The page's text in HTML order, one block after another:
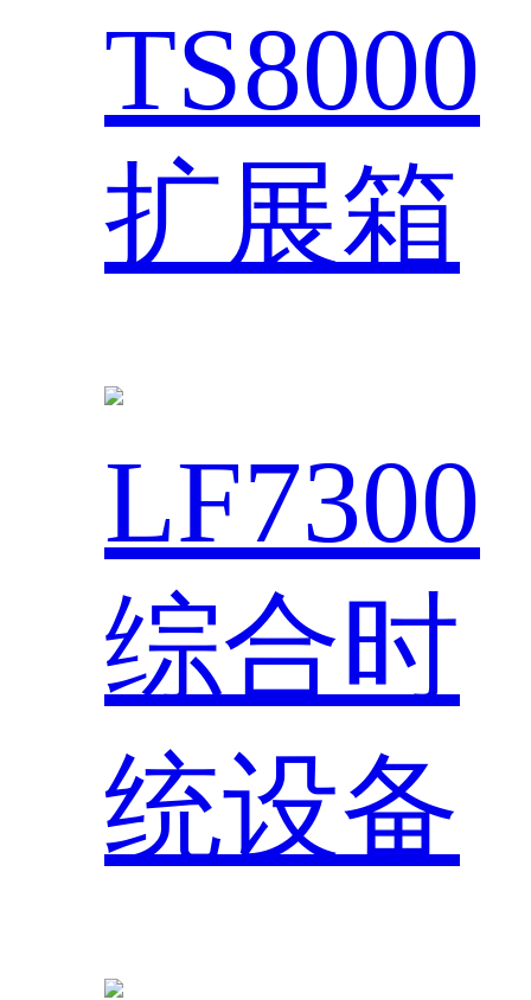
TS8000
扩展箱
LF7300
综合时
统设备